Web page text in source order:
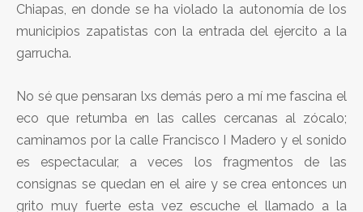
Chiapas, en donde se ha violado la autonomía de los
municipios zapatistas con la entrada del ejercito a la
garrucha.
No sé que pensaran lxs demás pero a mí me fascina el
eco que retumba en las calles cercanas al zócalo;
caminamos por la calle Francisco I Madero y el sonido
es espectacular, a veces los fragmentos de las
consignas se quedan en el aire y se crea entonces un
grito muy fuerte esta vez escuche el llamado a la